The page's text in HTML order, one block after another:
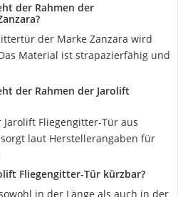
der Rahmen der
der Marke Zanzara wird
Material ist strapazierfähig und
der Rahmen der Jarolift
Fliegengitter-Tür aus
laut Herstellerangaben für
Fliegengitter-Tür kürzbar?
in der Länge als auch in der